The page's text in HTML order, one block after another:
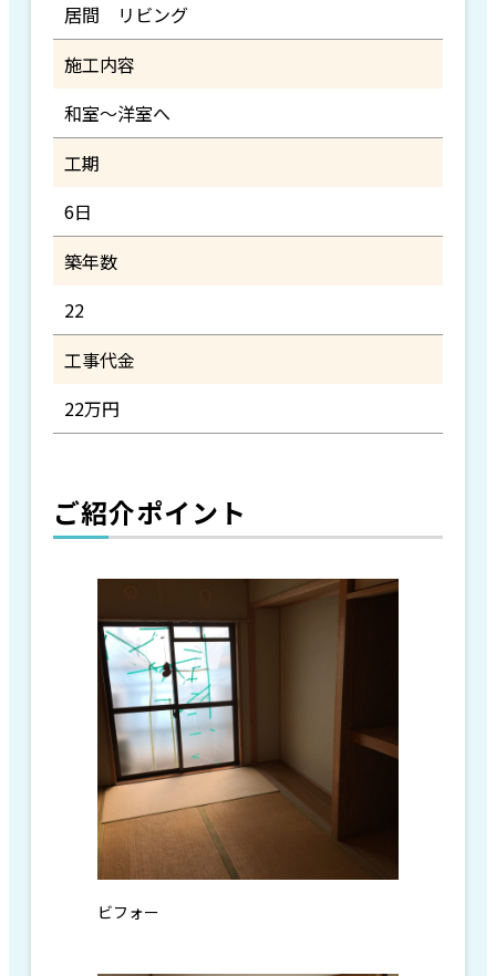
居間 リビング
施工内容
和室～洋室へ
工期
6日
築年数
22
工事代金
22万円
ご紹介ポイント
ビフォー